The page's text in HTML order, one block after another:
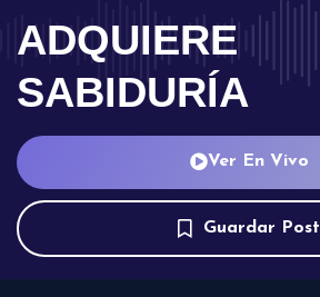
ADQUIERE
SABIDURÍA
Ver En Vivo
Guardar Post